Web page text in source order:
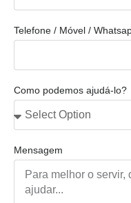
Telefone / Móvel /
Como podemos ajudá-lo?
Mensagem